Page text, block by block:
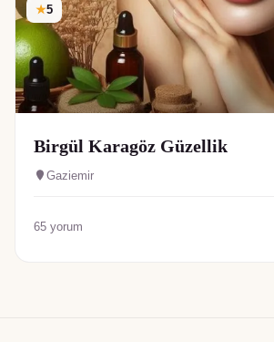
★5
Birgül Karagöz Güzellik
Gaziemir
65 yorum